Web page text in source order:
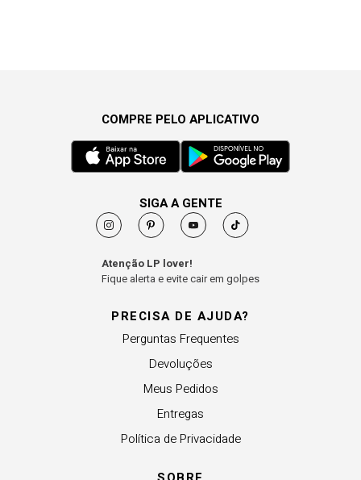
PRECISA DE AJUDA?
Perguntas Frequentes
Devoluções
Meus Pedidos
Entregas
Política de Privacidade
COMPRE PELO APLICATIVO
SIGA A GENTE
Atenção LP lover!
Fique alerta e evite cair em golpes